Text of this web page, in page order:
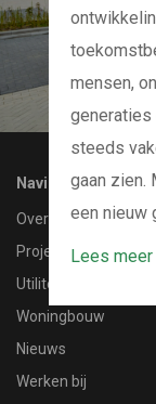
Navigatie
Over ons
Projecten
Utiliteitsbouw
Woningbouw
Nieuws
Werken bij
mensen,
generaties
steeds
gaan zien.
een nieuw
Lees